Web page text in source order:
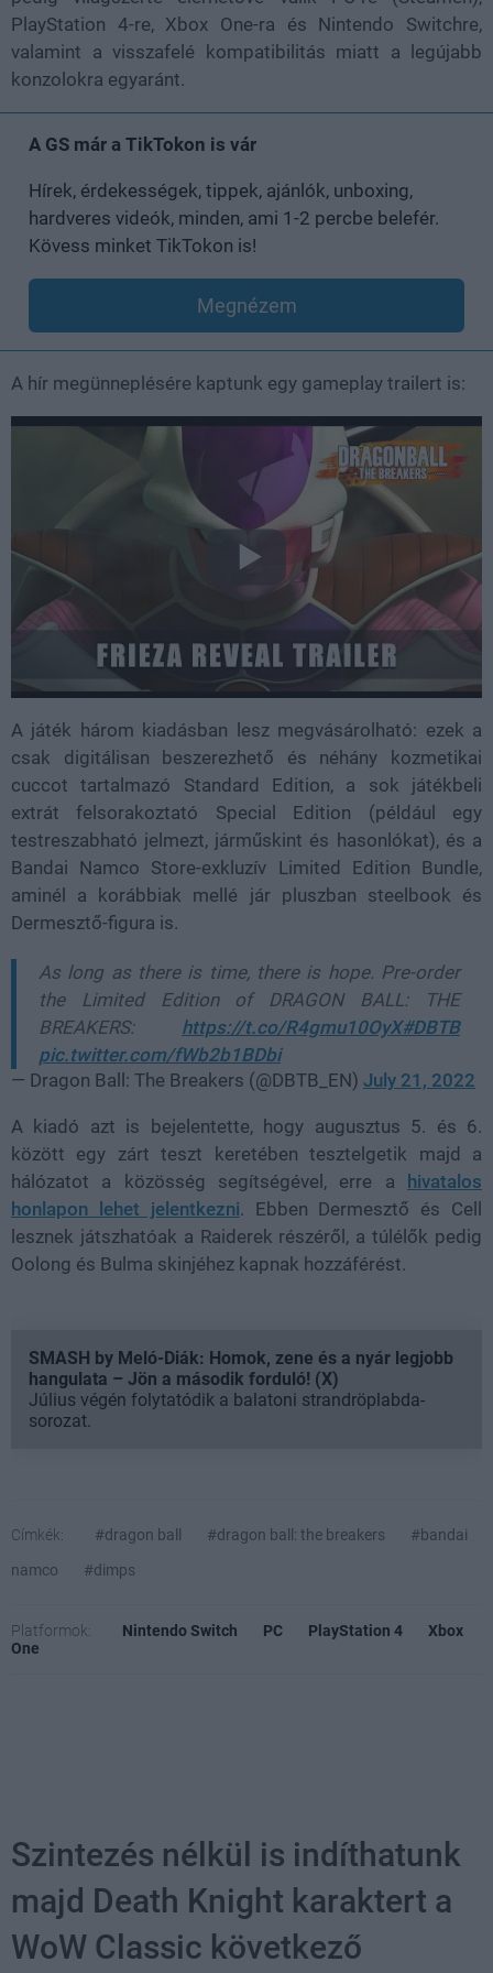
PlayStation 4-re, Xbox One-ra és Nintendo Switchre,
valamint a visszafelé kompatibilitás miatt a legújabb
konzolokra egyaránt.
A GS már a TikTokon is vár
Hírek, érdekességek, tippek, ajánlók, unboxing,
hardveres videók, minden, ami 1-2 percbe belefér.
Kövess minket TikTokon is!
Megnézem
A hír megünneplésére kaptunk egy gameplay trailert is:
A játék három kiadásban lesz megvásárolható: ezek a
csak digitálisan beszerezhető és néhány kozmetikai
cuccot tartalmazó Standard Edition, a sok játékbeli
extrát felsorakoztató Special Edition (például egy
testreszabható jelmezt, járműskint és hasonlókat), és a
Bandai Namco Store-exkluzív Limited Edition Bundle,
aminél a korábbiak mellé jár pluszban steelbook és
Dermesztő-figura is.
As long as there is time, there is hope. Pre-order
the Limited Edition of DRAGON BALL: THE
BREAKERS: https://t.co/R4gmu10OyX#DBTB
pic.twitter.com/fWb2b1BDbi
— Dragon Ball: The Breakers (@DBTB_EN) July 21, 2022
A kiadó azt is bejelentette, hogy augusztus 5. és 6.
között egy zárt teszt keretében tesztelgetik majd a
hálózatot a közösség segítségével, erre a
hivatalos
honlapon lehet jelentkezni. Ebben Dermesztő és Cell
lesznek játszhatóak a Raiderek részéről, a túlélők pedig
Oolong és Bulma skinjéhez kapnak hozzáférést.
SMASH by Meló-Diák: Homok, zene és a nyár legjobb
hangulata – Jön a második forduló! (X)
Július végén folytatódik a balatoni strandröplabda-
sorozat.
Címkék: #dragon ball #dragon ball: the breakers
#bandai
namco
#dimps
Platformok: Nintendo Switch PC PlayStation 4
Xbox
One
Szintezés nélkül is indíthatunk
majd Death Knight karaktert a
WoW Classic következő